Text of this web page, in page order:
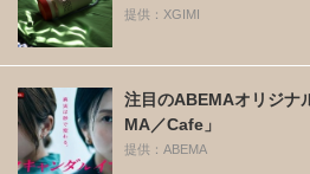
提供：XGIMI
注目のABEMAオリジナ
MA／Cafe」
提供：ABEMA